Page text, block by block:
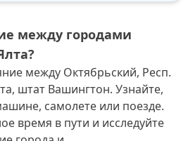
между городами
между Октябрьский, Респ.
штат Вашингтон. Узнайте,
самолете или поезде.
время в пути и исследуйте